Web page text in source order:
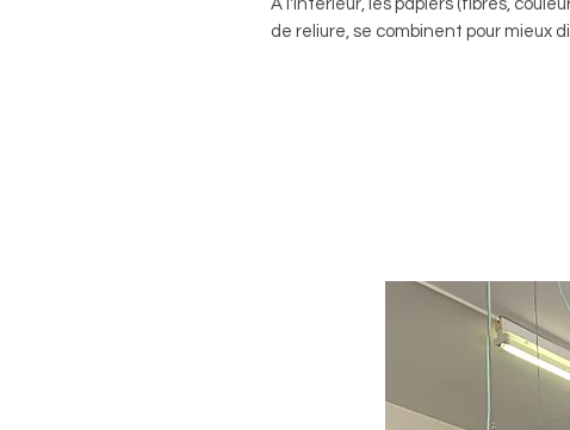
A l'intérieur, les papiers (fibres,
de reliure, se combinent pour mieux